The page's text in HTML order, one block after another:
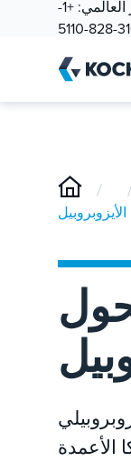
العالمي:
+1-
316-
/
الأعمدة